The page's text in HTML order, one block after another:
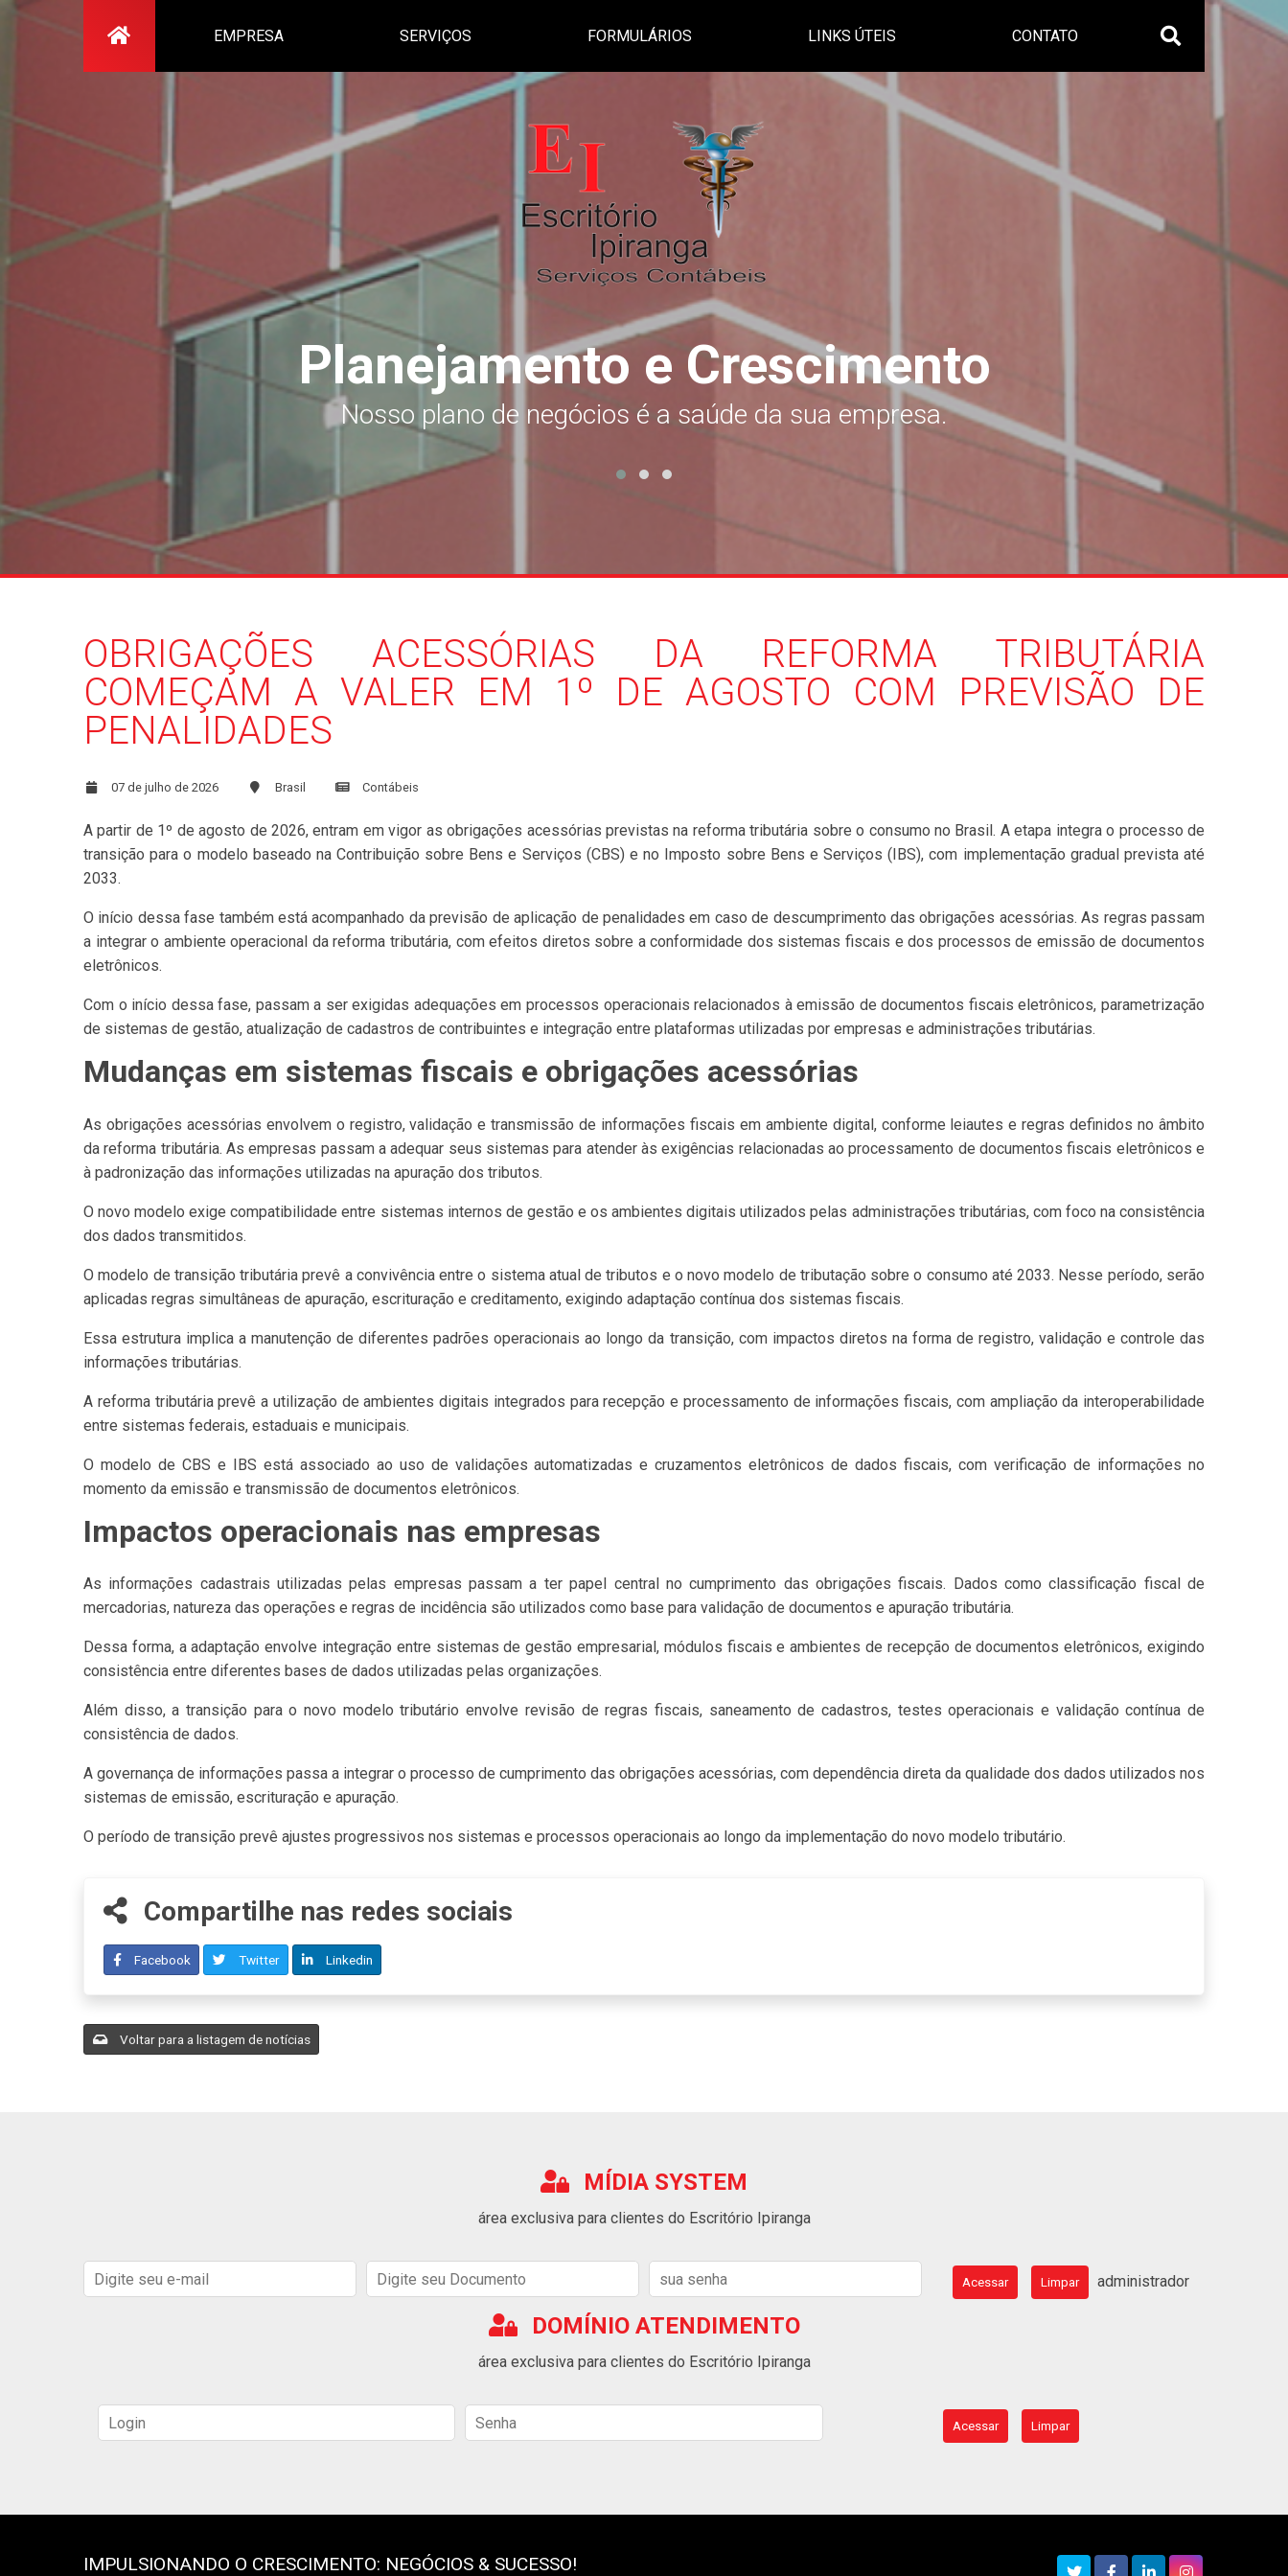
EMPRESA SERVIÇOS FORMULÁRIOS LINKS ÚTEIS CONTATO
Planejamento e Crescimento
Nosso plano de negócios é a saúde da sua empresa.
OBRIGAÇÕES ACESSÓRIAS DA REFORMA TRIBUTÁRIA
COMEÇAM A VALER EM 1º DE AGOSTO COM PREVISÃO DE
PENALIDADES
07 de julho de 2026 Brasil Contábeis
A partir de 1º de agosto de 2026, entram em vigor as obrigações acessórias previstas na reforma tributária sobre o consumo no Brasil. A etapa integra o processo de
transição para o modelo baseado na Contribuição sobre Bens e Serviços (CBS) e no Imposto sobre Bens e Serviços (IBS), com implementação gradual prevista até
2033.
O início dessa fase também está acompanhado da previsão de aplicação de penalidades em caso de descumprimento das obrigações acessórias. As regras passam
a integrar o ambiente operacional da reforma tributária, com efeitos diretos sobre a conformidade dos sistemas fiscais e dos processos de emissão de documentos
eletrônicos.
Com o início dessa fase, passam a ser exigidas adequações em processos operacionais relacionados à emissão de documentos fiscais eletrônicos, parametrização
de sistemas de gestão, atualização de cadastros de contribuintes e integração entre plataformas utilizadas por empresas e administrações tributárias.
Mudanças em sistemas fiscais e obrigações acessórias
As obrigações acessórias envolvem o registro, validação e transmissão de informações fiscais em ambiente digital, conforme leiautes e regras definidos no âmbito
da reforma tributária. As empresas passam a adequar seus sistemas para atender às exigências relacionadas ao processamento de documentos fiscais eletrônicos e
à padronização das informações utilizadas na apuração dos tributos.
O novo modelo exige compatibilidade entre sistemas internos de gestão e os ambientes digitais utilizados pelas administrações tributárias, com foco na consistência
dos dados transmitidos.
O modelo de transição tributária prevê a convivência entre o sistema atual de tributos e o novo modelo de tributação sobre o consumo até 2033. Nesse período, serão
aplicadas regras simultâneas de apuração, escrituração e creditamento, exigindo adaptação contínua dos sistemas fiscais.
Essa estrutura implica a manutenção de diferentes padrões operacionais ao longo da transição, com impactos diretos na forma de registro, validação e controle das
informações tributárias.
A reforma tributária prevê a utilização de ambientes digitais integrados para recepção e processamento de informações fiscais, com ampliação da interoperabilidade
entre sistemas federais, estaduais e municipais.
O modelo de CBS e IBS está associado ao uso de validações automatizadas e cruzamentos eletrônicos de dados fiscais, com verificação de informações no
momento da emissão e transmissão de documentos eletrônicos.
Impactos operacionais nas empresas
As informações cadastrais utilizadas pelas empresas passam a ter papel central no cumprimento das obrigações fiscais. Dados como classificação fiscal de
mercadorias, natureza das operações e regras de incidência são utilizados como base para validação de documentos e apuração tributária.
Dessa forma, a adaptação envolve integração entre sistemas de gestão empresarial, módulos fiscais e ambientes de recepção de documentos eletrônicos, exigindo
consistência entre diferentes bases de dados utilizadas pelas organizações.
Além disso, a transição para o novo modelo tributário envolve revisão de regras fiscais, saneamento de cadastros, testes operacionais e validação contínua de
consistência de dados.
A governança de informações passa a integrar o processo de cumprimento das obrigações acessórias, com dependência direta da qualidade dos dados utilizados nos
sistemas de emissão, escrituração e apuração.
O período de transição prevê ajustes progressivos nos sistemas e processos operacionais ao longo da implementação do novo modelo tributário.
Compartilhe nas redes sociais
Facebook Twitter Linkedin
Voltar para a listagem de notícias
MÍDIA SYSTEM
área exclusiva para clientes do Escritório Ipiranga
Acessar Limpar administrador
DOMÍNIO ATENDIMENTO
área exclusiva para clientes do Escritório Ipiranga
Acessar Limpar
IMPULSIONANDO O CRESCIMENTO: NEGÓCIOS & SUCESSO!